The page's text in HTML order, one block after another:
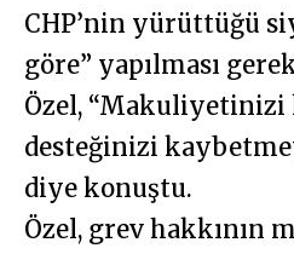
CHP’nin yürüttüğü
göre” yapılması
Özel,
desteğinizi
diye konuştu.
Özel, grev hakkının